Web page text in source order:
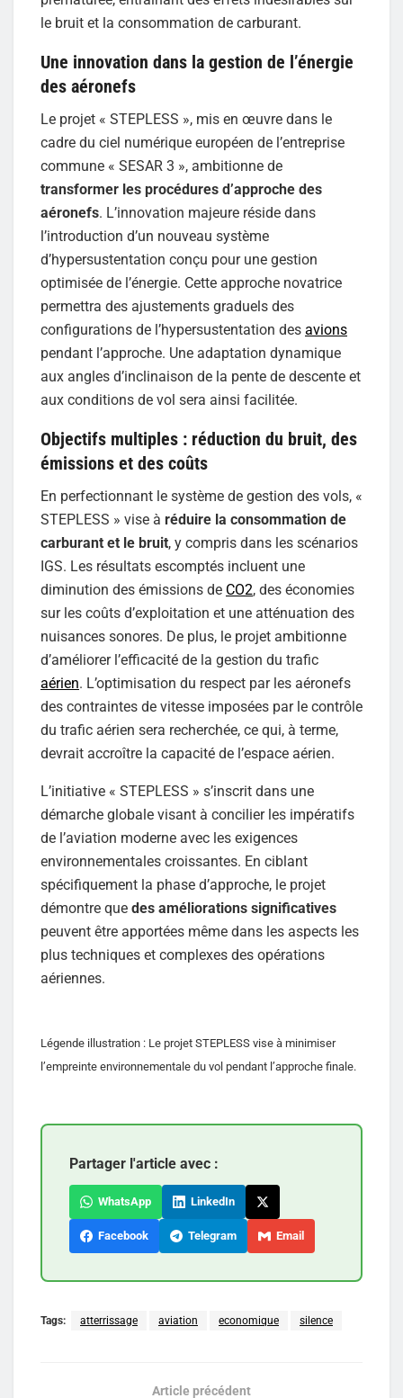
le bruit et la consommation de carburant.
Une innovation dans la gestion de l’énergie
des aéronefs
Le projet « STEPLESS », mis en œuvre dans le
cadre du ciel numérique européen de l’entreprise
commune « SESAR 3 », ambitionne de
transformer les procédures d’approche des
aéronefs. L’innovation majeure réside dans
l’introduction d’un nouveau système
d’hypersustentation conçu pour une gestion
optimisée de l’énergie. Cette approche novatrice
permettra des ajustements graduels des
configurations de l’hypersustentation des avions
pendant l’approche. Une adaptation dynamique
aux angles d’inclinaison de la pente de descente et
aux conditions de vol sera ainsi facilitée.
Objectifs multiples : réduction du bruit, des
émissions et des coûts
En perfectionnant le système de gestion des vols, «
STEPLESS » vise à réduire la consommation de
carburant et le bruit, y compris dans les scénarios
IGS. Les résultats escomptés incluent une
diminution des émissions de CO2, des économies
sur les coûts d’exploitation et une atténuation des
nuisances sonores. De plus, le projet ambitionne
d’améliorer l’efficacité de la gestion du trafic
aérien. L’optimisation du respect par les aéronefs
des contraintes de vitesse imposées par le contrôle
du trafic aérien sera recherchée, ce qui, à terme,
devrait accroître la capacité de l’espace aérien.
L’initiative « STEPLESS » s’inscrit dans une
démarche globale visant à concilier les impératifs
de l’aviation moderne avec les exigences
environnementales croissantes. En ciblant
spécifiquement la phase d’approche, le projet
démontre que des améliorations significatives
peuvent être apportées même dans les aspects les
plus techniques et complexes des opérations
aériennes.
Légende illustration : Le projet STEPLESS vise à minimiser
l’empreinte environnementale du vol pendant l’approche finale.
Partager l'article avec :
WhatsApp LinkedIn
Facebook Telegram Email
Tags: atterrissage aviation economique silence
Article précédent